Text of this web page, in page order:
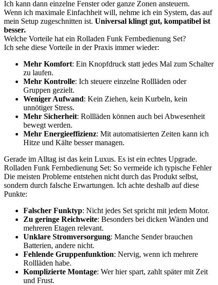
Ich kann dann einzelne Fenster oder ganze Zonen ansteuern.
Wenn ich maximale Einfachheit will, nehme ich ein System, das auf
mein Setup zugeschnitten ist. Universal klingt gut, kompatibel ist
besser.
Welche Vorteile hat ein Rolladen Funk Fernbedienung Set?
Ich sehe diese Vorteile in der Praxis immer wieder:
Mehr Komfort: Ein Knopfdruck statt jedes Mal zum Schalter
zu laufen.
Mehr Kontrolle: Ich steuere einzelne Rollläden oder
Gruppen gezielt.
Weniger Aufwand: Kein Ziehen, kein Kurbeln, kein
unnötiger Stress.
Mehr Sicherheit: Rollläden können auch bei Abwesenheit
bewegt werden.
Mehr Energieeffizienz: Mit automatisierten Zeiten kann ich
Hitze und Kälte besser managen.
Gerade im Alltag ist das kein Luxus. Es ist ein echtes Upgrade.
Rolladen Funk Fernbedienung Set: So vermeide ich typische Fehler
Die meisten Probleme entstehen nicht durch das Produkt selbst,
sondern durch falsche Erwartungen. Ich achte deshalb auf diese
Punkte:
Falscher Funktyp: Nicht jedes Set spricht mit jedem Motor.
Zu geringe Reichweite: Besonders bei dicken Wänden und
mehreren Etagen relevant.
Unklare Stromversorgung: Manche Sender brauchen
Batterien, andere nicht.
Fehlende Gruppenfunktion: Nervig, wenn ich mehrere
Rollläden habe.
Komplizierte Montage: Wer hier spart, zahlt später mit Zeit
und Frust.